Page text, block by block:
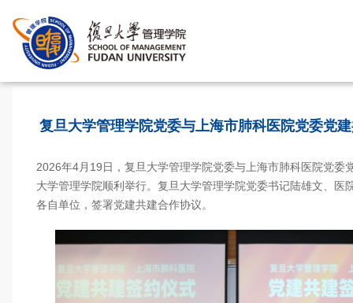
复旦大学管理学院党委与上海市肺科医院党委党
2026年4月19日，复旦大学管理学院党委与上海市肺科医院党委
大学管理学院顺利举行。复旦大学管理学院党委书记陆雄文、医
各自单位，签署党建共建合作协议。